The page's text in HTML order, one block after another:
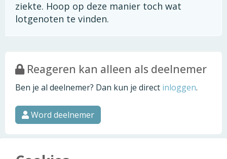
ziekte. Hoop op deze manier toch wat
lotgenoten te vinden.
Reageren kan alleen als deelnemer
Ben je al deelnemer? Dan kun je direct inloggen.
Word deelnemer